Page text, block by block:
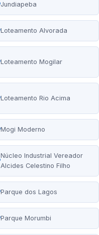
Jundiapeba
Loteamento Alvorada
Loteamento Mogilar
Loteamento Rio Acima
Mogi Moderno
Núcleo Industrial Vereador
Alcides Celestino Filho
Parque dos Lagos
Parque Morumbi